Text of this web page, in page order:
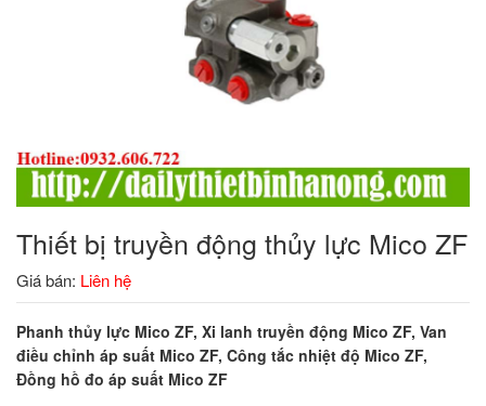
Thiết bị truyền động thủy lực Mico ZF
Giá bán: Liên hệ
Phanh thủy lực Mico ZF, Xi lanh truyền động Mico ZF, Van
điều chỉnh áp suất Mico ZF, Công tắc nhiệt độ Mico ZF,
Đồng hồ đo áp suất Mico ZF